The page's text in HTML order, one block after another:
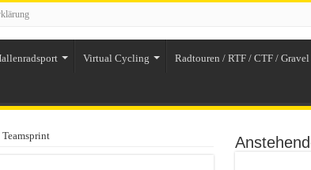
Virtual Cycling Radtouren / RTF / CTF / Gravel